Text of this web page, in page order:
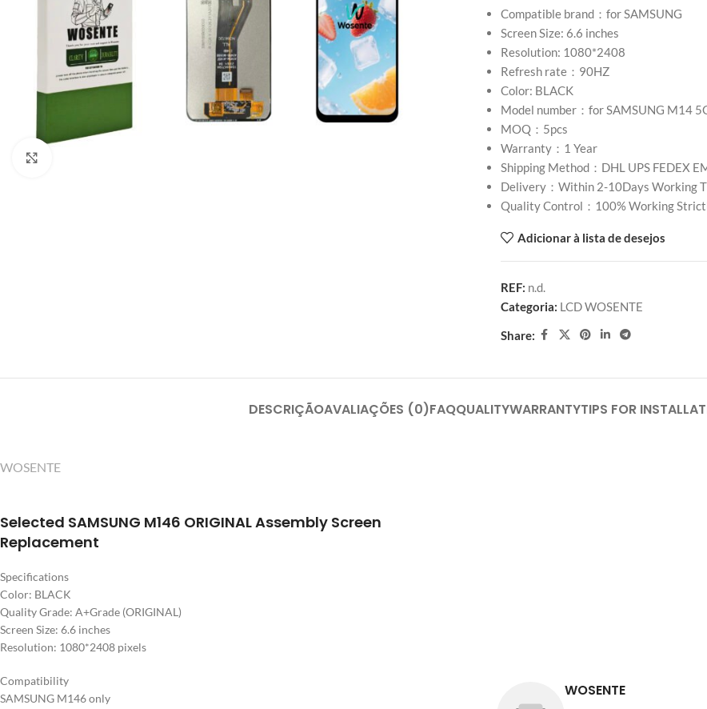
Compatible brand：for SAMSUNG
Screen Size: 6.6 inches
Resolution: 1080*2408
Refresh rate：90HZ
Color: BLACK
Model number：for SAMSUNG M14
MOQ：5pcs
Warranty：1 Year
Shipping Method：DHL UPS FEDEX
Delivery：Within 2-10Days Working
Quality Control：100% Working
Adicionar à lista de desejos
REF: n.d.
Categoria: LCD WOSENTE
Share:
DESCRIÇÃOAVALIAÇÕES (0)FAQQUALITYWARRANTYTIPS FOR
WOSENTE
Selected SAMSUNG M146 ORIGINAL Assembly Screen
Replacement
Specifications
Color: BLACK
Quality Grade: A+Grade (ORIGINAL)
Screen Size: 6.6 inches
Resolution: 1080*2408 pixels
Compatibility
SAMSUNG M146 only
WOSENTE